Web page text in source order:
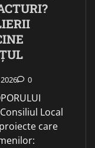
0
Local
care